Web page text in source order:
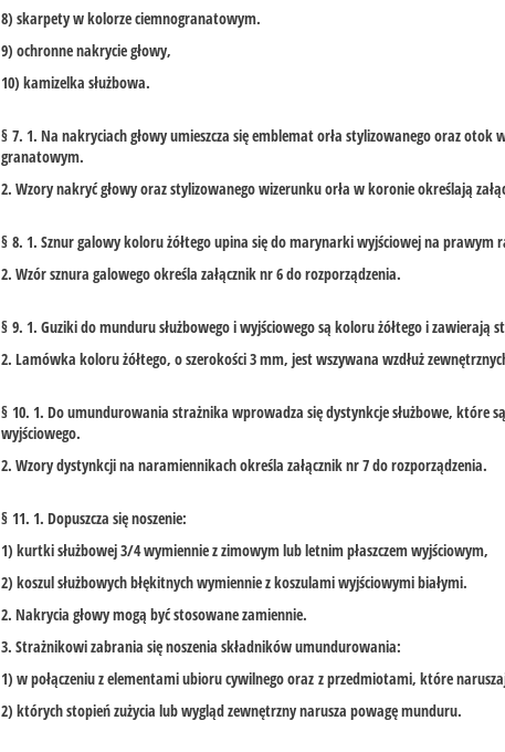
8) skarpety w kolorze ciemnogranatowym.
9) ochronne nakrycie głowy,
10) kamizelka służbowa.
§ 7. 1. Na nakryciach głowy umieszcza się emblemat orła stylizowanego oraz
granatowym.
2. Wzory nakryć głowy oraz stylizowanego wizerunku orła w koronie określają
§ 8. 1. Sznur galowy koloru żółtego upina się do marynarki wyjściowej na prawym
2. Wzór sznura galowego określa załącznik nr 6 do rozporządzenia.
§ 9. 1. Guziki do munduru służbowego i wyjściowego są koloru żółtego i zawierają
2. Lamówka koloru żółtego, o szerokości 3 mm, jest wszywana wzdłuż
§ 10. 1. Do umundurowania strażnika wprowadza się dystynkcje służbowe, które
wyjściowego.
2. Wzory dystynkcji na naramiennikach określa załącznik nr 7 do rozporządzenia.
§ 11. 1. Dopuszcza się noszenie:
1) kurtki służbowej 3/4 wymiennie z zimowym lub letnim płaszczem wyjściowym,
2) koszul służbowych błękitnych wymiennie z koszulami wyjściowymi białymi.
2. Nakrycia głowy mogą być stosowane zamiennie.
3. Strażnikowi zabrania się noszenia składników umundurowania:
1) w połączeniu z elementami ubioru cywilnego oraz z przedmiotami, które
2) których stopień zużycia lub wygląd zewnętrzny narusza powagę munduru.